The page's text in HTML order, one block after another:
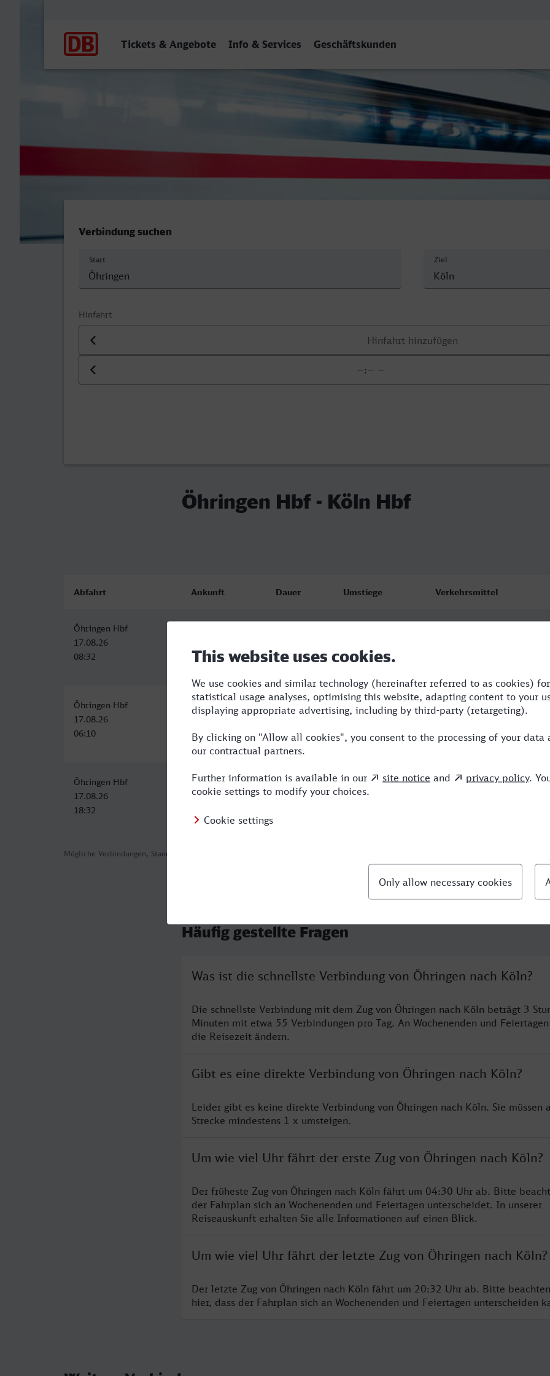
Tickets & Angebote Info & Services Geschäftskunden
Verbindung suchen
Start Ziel
Hinfahrt
Datum der Hinfahrt
Uhrzeit der Hinfahrt
Öhringen Hbf - Köln Hbf
Mögliche Verbindungen, Stand: 2026-08-03 07:26
Abfahrt Ankunft Dauer Umstiege Verkehrsmittel
Öhringen Hbf
17.08.26
08:32
12:05
Öhringen Hbf
17.08.26
06:10
Köln Hbf
17.08.26
10:05
3:55 RE,ICE
Öhringen Hbf
17.08.26
18:32
Köln Hbf
17.08.26
4:33 3 RB,RE,ICE,NX
Häufig gestellte Fragen
Was ist die schnellste Verbindung von Öhringen nach Köln?
Die schnellste Verbindung mit dem Zug von Öhringen nach Köln beträgt 3
Minuten mit etwa 55 Verbindungen pro Tag. An Wochenenden und
die Reisezeit ändern.
Gibt es eine direkte Verbindung von Öhringen nach Köln?
Leider gibt es keine direkte Verbindung von Öhringen nach Köln. Sie müssen
Strecke mindestens 1 x umsteigen.
Um wie viel Uhr fährt der erste Zug von Öhringen nach Köln?
Der früheste Zug von Öhringen nach Köln fährt um 04:30 Uhr ab. Bitte
der Fahrplan sich an Wochenenden und Feiertagen unterscheidet. In unserer
Reiseauskunft erhalten Sie alle Informationen auf einen Blick.
Um wie viel Uhr fährt der letzte Zug von Öhringen nach Köln?
Der letzte Zug von Öhringen nach Köln fährt um 20:32 Uhr ab. Bitte
hier, dass der Fahrplan sich an Wochenenden und Feiertagen unterscheiden